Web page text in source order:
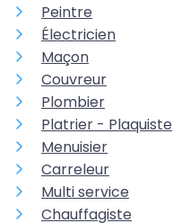
Peintre
Électricien
Maçon
Couvreur
Plombier
Platrier - Plaquiste
Menuisier
Carreleur
Multi service
Chauffagiste